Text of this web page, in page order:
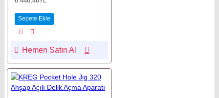
Sepete Ekle
Hemen Satın Al